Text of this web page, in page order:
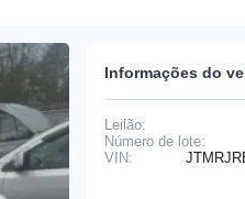
Informações do
Leilão:
Número de lote:
VIN: